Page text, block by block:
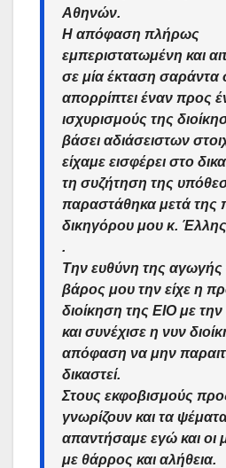
Αθηνών.
Η απόφαση πλήρως
εμπεριστατωμένη και
σε μία έκταση σαράντα
απορρίπτει έναν προς
ισχυρισμούς της
βάσει αδιάσειστων
είχαμε εισφέρει στο
τη συζήτηση της
παραστάθηκα μετά της
δικηγόρου μου κ.
.
Την ευθύνη της αγωγής
βάρος μου την είχε η
διοίκηση της ΕΙΟ με
και συνέχισε η νυν
απόφαση να μην
δικαστεί.
Στους εκφοβισμούς
γνωρίζουν και τα
απαντήσαμε εγώ και οι
με θάρρος και αλήθεια.